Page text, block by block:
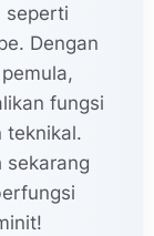
seperti
Dengan
fungsi
sekarang